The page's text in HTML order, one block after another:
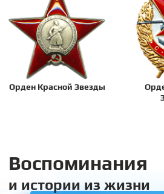
Орден Красной Звезды
Воспоминания
и истории из жизни